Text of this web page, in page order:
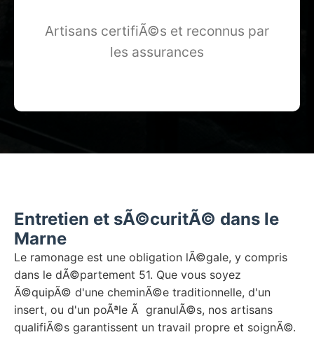
Artisans certifiÃ©s et reconnus par
les assurances
Entretien et sÃ©curitÃ© dans le
Marne
Le ramonage est une obligation lÃ©gale, y compris
dans le dÃ©partement 51. Que vous soyez
Ã©quipÃ© d'une cheminÃ©e traditionnelle, d'un
insert, ou d'un poÃªle Ã granulÃ©s, nos artisans
qualifiÃ©s garantissent un travail propre et soignÃ©.